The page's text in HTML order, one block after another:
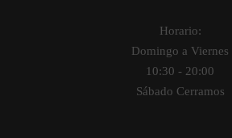
Horario:
Domingo a Viernes
10:30 - 20:00
Sábado Cerramos